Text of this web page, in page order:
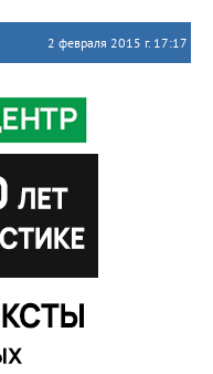
2 февраля 2015 г. 17:17